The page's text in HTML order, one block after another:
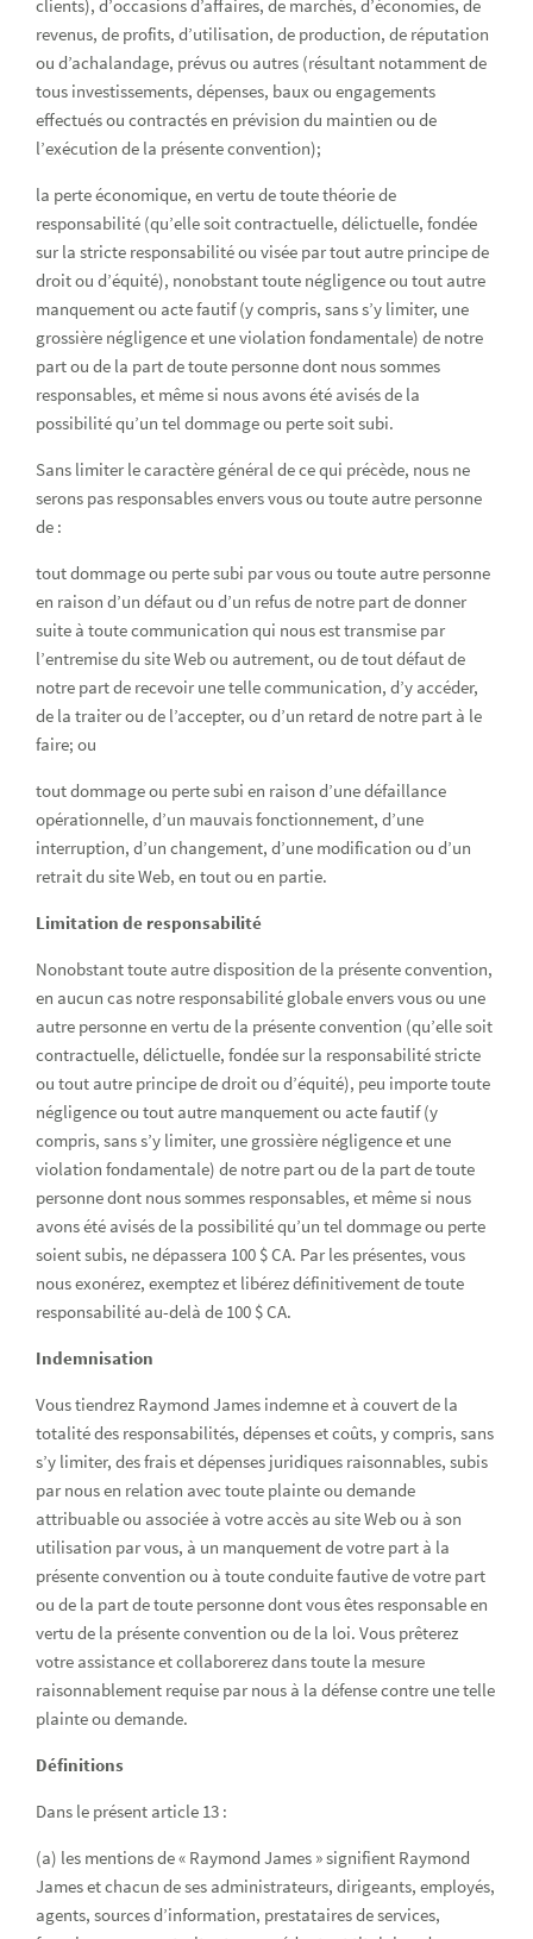
clients), d’occasions d’affaires, de marchés, d’économies, de
revenus, de profits, d’utilisation, de production, de réputation
ou d’achalandage, prévus ou autres (résultant notamment de
tous investissements, dépenses, baux ou engagements
effectués ou contractés en prévision du maintien ou de
l’exécution de la présente convention);
la perte économique, en vertu de toute théorie de
responsabilité (qu’elle soit contractuelle, délictuelle, fondée
sur la stricte responsabilité ou visée par tout autre principe de
droit ou d’équité), nonobstant toute négligence ou tout autre
manquement ou acte fautif (y compris, sans s’y limiter, une
grossière négligence et une violation fondamentale) de notre
part ou de la part de toute personne dont nous sommes
responsables, et même si nous avons été avisés de la
possibilité qu’un tel dommage ou perte soit subi.
Sans limiter le caractère général de ce qui précède, nous ne
serons pas responsables envers vous ou toute autre personne
de :
tout dommage ou perte subi par vous ou toute autre personne
en raison d’un défaut ou d’un refus de notre part de donner
suite à toute communication qui nous est transmise par
l’entremise du site Web ou autrement, ou de tout défaut de
notre part de recevoir une telle communication, d’y accéder,
de la traiter ou de l’accepter, ou d’un retard de notre part à le
faire; ou
tout dommage ou perte subi en raison d’une défaillance
opérationnelle, d’un mauvais fonctionnement, d’une
interruption, d’un changement, d’une modification ou d’un
retrait du site Web, en tout ou en partie.
Limitation de responsabilité
Nonobstant toute autre disposition de la présente convention,
en aucun cas notre responsabilité globale envers vous ou une
autre personne en vertu de la présente convention (qu’elle soit
contractuelle, délictuelle, fondée sur la responsabilité stricte
ou tout autre principe de droit ou d’équité), peu importe toute
négligence ou tout autre manquement ou acte fautif (y
compris, sans s’y limiter, une grossière négligence et une
violation fondamentale) de notre part ou de la part de toute
personne dont nous sommes responsables, et même si nous
avons été avisés de la possibilité qu’un tel dommage ou perte
soient subis, ne dépassera 100 $ CA. Par les présentes, vous
nous exonérez, exemptez et libérez définitivement de toute
responsabilité au-delà de 100 $ CA.
Indemnisation
Vous tiendrez Raymond James indemne et à couvert de la
totalité des responsabilités, dépenses et coûts, y compris, sans
s’y limiter, des frais et dépenses juridiques raisonnables, subis
par nous en relation avec toute plainte ou demande
attribuable ou associée à votre accès au site Web ou à son
utilisation par vous, à un manquement de votre part à la
présente convention ou à toute conduite fautive de votre part
ou de la part de toute personne dont vous êtes responsable en
vertu de la présente convention ou de la loi. Vous prêterez
votre assistance et collaborerez dans toute la mesure
raisonnablement requise par nous à la défense contre une telle
plainte ou demande.
Définitions
Dans le présent article 13 :
(a) les mentions de « Raymond James » signifient Raymond
James et chacun de ses administrateurs, dirigeants, employés,
agents, sources d’information, prestataires de services,